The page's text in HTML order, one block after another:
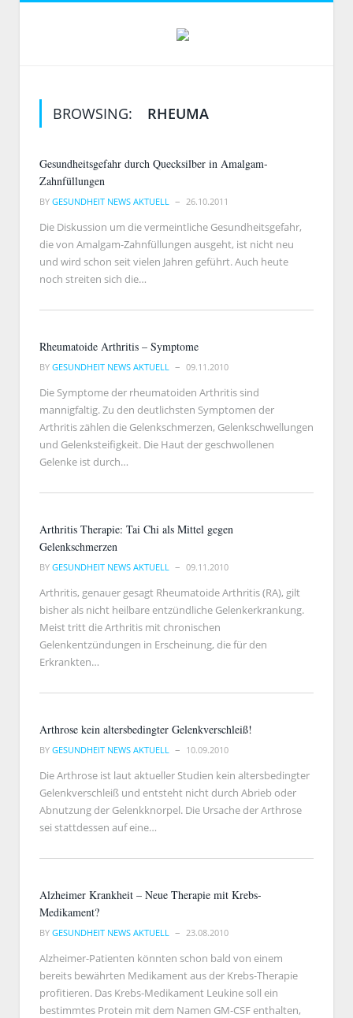
BROWSING: RHEUMA
Gesundheitsgefahr durch Quecksilber in Amalgam-
Zahnfüllungen
BY GESUNDHEIT NEWS AKTUELL 26.10.2011
Die Diskussion um die vermeintliche Gesundheitsgefahr,
die von Amalgam-Zahnfüllungen ausgeht, ist nicht neu
und wird schon seit vielen Jahren geführt. Auch heute
noch streiten sich die…
Rheumatoide Arthritis – Symptome
BY GESUNDHEIT NEWS AKTUELL 09.11.2010
Die Symptome der rheumatoiden Arthritis sind
mannigfaltig. Zu den deutlichsten Symptomen der
Arthritis zählen die Gelenkschmerzen, Gelenkschwellungen
und Gelenksteifigkeit. Die Haut der geschwollenen
Gelenke ist durch…
Arthritis Therapie: Tai Chi als Mittel gegen
Gelenkschmerzen
BY GESUNDHEIT NEWS AKTUELL 09.11.2010
Arthritis, genauer gesagt Rheumatoide Arthritis (RA), gilt
bisher als nicht heilbare entzündliche Gelenkerkrankung.
Meist tritt die Arthritis mit chronischen
Gelenkentzündungen in Erscheinung, die für den
Erkrankten…
Arthrose kein altersbedingter Gelenkverschleiß!
BY GESUNDHEIT NEWS AKTUELL 10.09.2010
Die Arthrose ist laut aktueller Studien kein altersbedingter
Gelenkverschleiß und entsteht nicht durch Abrieb oder
Abnutzung der Gelenkknorpel. Die Ursache der Arthrose
sei stattdessen auf eine…
Alzheimer Krankheit – Neue Therapie mit Krebs-
Medikament?
BY GESUNDHEIT NEWS AKTUELL 23.08.2010
Alzheimer-Patienten könnten schon bald von einem
bereits bewährten Medikament aus der Krebs-Therapie
profitieren. Das Krebs-Medikament Leukine soll ein
bestimmtes Protein mit dem Namen GM-CSF enthalten,